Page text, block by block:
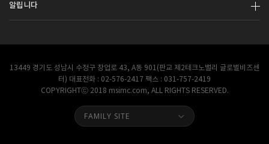
알립니다
13449 경기도 성남시 수정구 창업로 43, A동 901(판교 제2테크노밸리 글로벌비즈센
터) 대표전화 : 02-576-2417 팩스 : 031-757-2419
COPYRIGHTⓒ 2018 msimc.com, ALL RIGHTS RESERVED.
FAMILY SITE